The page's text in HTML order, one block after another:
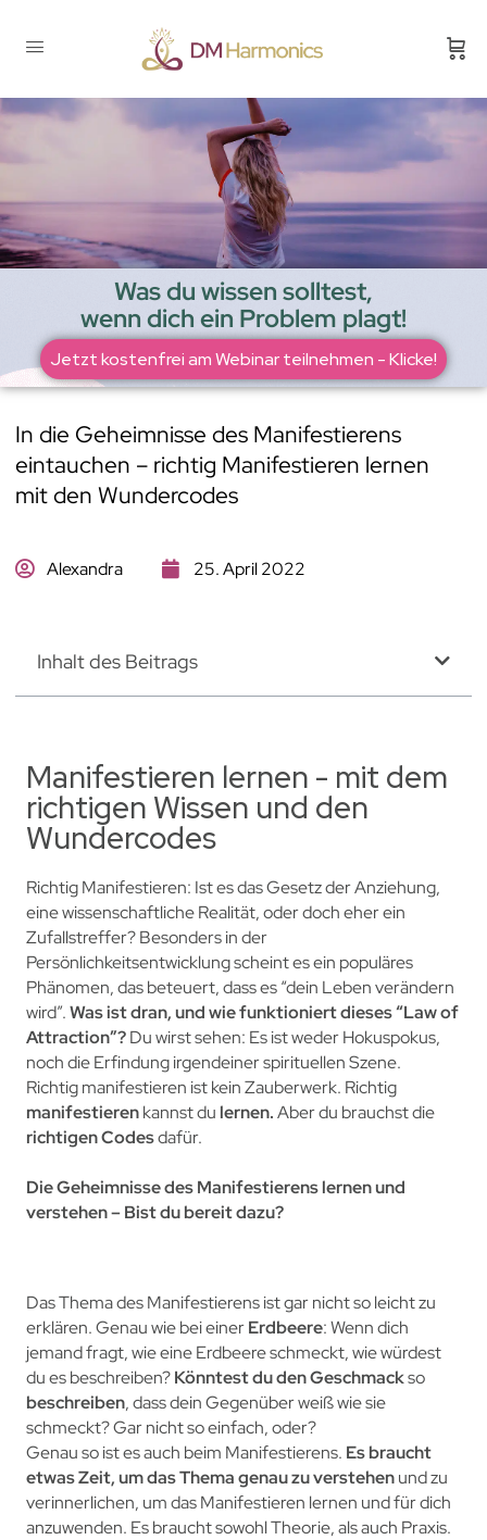
Was du wissen solltest,
wenn dich ein Problem plagt!
Jetzt kostenfrei am Webinar teilnehmen - Klicke!
In die Geheimnisse des Manifestierens
eintauchen – richtig Manifestieren lernen
mit den Wundercodes
Alexandra 25. April 2022
Inhalt des Beitrags
Manifestieren lernen - mit dem
richtigen Wissen und den
Wundercodes
Richtig Manifestieren: Ist es das Gesetz der Anziehung,
eine wissenschaftliche Realität, oder doch eher ein
Zufallstreffer? Besonders in der
Persönlichkeitsentwicklung scheint es ein populäres
Phänomen, das beteuert, dass es “dein Leben verändern
wird”.Was ist dran, und wie funktioniert dieses “Law of
Attraction”?Du wirst sehen: Es ist weder Hokuspokus,
noch die Erfindung irgendeiner spirituellen Szene.
Richtig manifestieren ist kein Zauberwerk. Richtig
manifestierenkannst du lernen.Aber du brauchst die
richtigen Codesdafür.
Die Geheimnisse des Manifestierens lernen und
verstehen – Bist du bereit dazu?
Das Thema des Manifestierens ist gar nicht so leicht zu
erklären. Genau wie bei einerErdbeere: Wenn dich
jemand fragt, wie eine Erdbeere schmeckt, wie würdest
du es beschreiben? Könntest du den Geschmackso
beschreiben, dass dein Gegenüber weiß wie sie
schmeckt? Gar nicht so einfach, oder?
Genau so ist es auch beim Manifestierens. Es braucht
etwas Zeit, um dasThema genau zu verstehenund zu
verinnerlichen, um das Manifestieren lernen und für dich
anzuwenden. Es braucht sowohl Theorie, als auch Praxis.